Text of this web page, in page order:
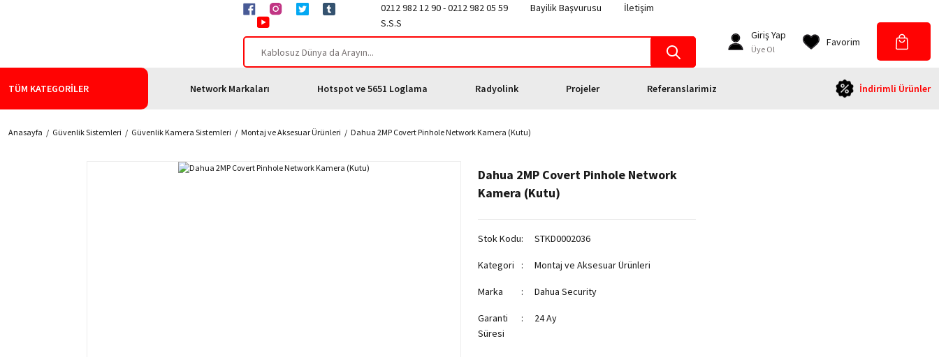
0212 982 12 90 - 0212 982 05 59 Bayilik Başvurusu
İletişim
S.S.S
Giriş Yap
Üye Ol
Favorim
TÜM KATEGORİLER Network Markaları Hotspot ve 5651 Loglama Radyolink Projeler Referanslarimiz İndirimli Ürünler
Anasayfa Güvenlik Sistemleri Güvenlik Kamera Sistemleri Montaj ve Aksesuar Ürünleri Dahua 2MP Covert Pinhole Network Kamera (Kutu)
Dahua 2MP Covert Pinhole Network
Kamera (Kutu)
Stok Kodu STKD0002036
Kategori Montaj ve Aksesuar Ürünleri
Marka Dahua Security
Garanti
Süresi
24 Ay